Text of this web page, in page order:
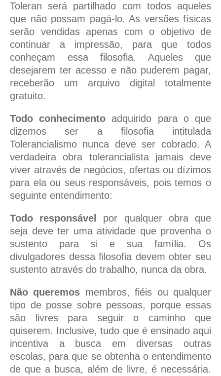
Toleran será partilhado com todos aqueles
que não possam pagá-lo. As versões físicas
serão vendidas apenas com o objetivo de
continuar a impressão, para que todos
conheçam essa filosofia. Aqueles que
desejarem ter acesso e não puderem pagar,
receberão um arquivo digital totalmente
gratuito.
Todo conhecimento adquirido para o que
dizemos ser a filosofia intitulada
Tolerancialismo nunca deve ser cobrado. A
verdadeira obra tolerancialista jamais deve
viver através de negócios, ofertas ou dízimos
para ela ou seus responsáveis, pois temos o
seguinte entendimento:
Todo responsável
por qualquer obra que
seja deve ter uma atividade que provenha o
sustento para si e sua família. Os
divulgadores dessa filosofia devem obter seu
sustento através do trabalho, nunca da obra.
Não queremos membros, fiéis ou qualquer
tipo de posse sobre pessoas, porque essas
são livres para seguir o caminho que
quiserem. Inclusive, tudo que é ensinado aqui
incentiva a busca em diversas outras
escolas, para que se obtenha o entendimento
de que a busca, além de livre, é necessária.